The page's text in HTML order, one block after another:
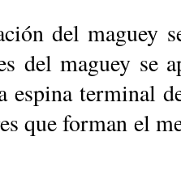
del maguey
del maguey se
espina terminal
que forman el